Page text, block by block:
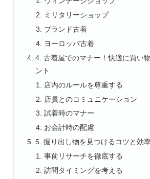
ミリタリーショップ
ブランド古着
ヨーロッパ古着
4. 古着屋でのマナー！快適に買い
ント
店内のルールを尊重する
店員とのコミュニケーション
試着時のマナー
お会計時の配慮
5. 掘り出し物を見つけるコツと効
事前リサーチを徹底する
訪問タイミングを考える